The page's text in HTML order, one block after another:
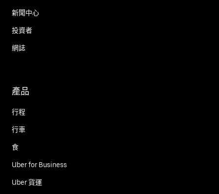
新聞中心
投資者
網誌
產品
行程
行車
食
Uber for Business
Uber 貨運